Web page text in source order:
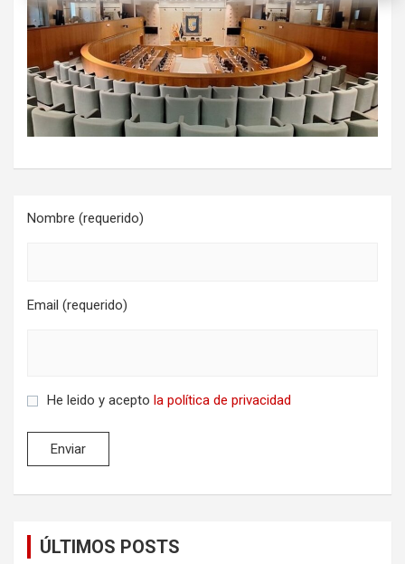
Nombre (requerido)
Email (requerido)
He leido y acepto la política de privacidad
ÚLTIMOS POSTS